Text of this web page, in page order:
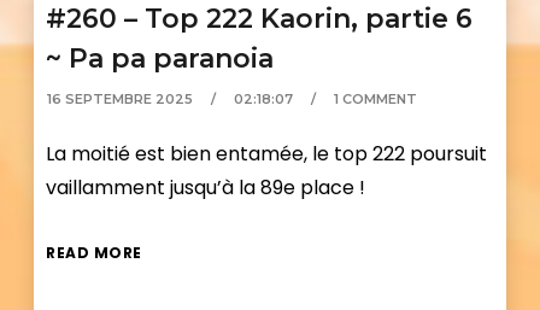
#260 – Top 222 Kaorin, partie 6
~ Pa pa paranoia
16 SEPTEMBRE 2025 02:18:07 1 COMMENT
La moitié est bien entamée, le top 222 poursuit
vaillamment jusqu’à la 89e place !
READ MORE